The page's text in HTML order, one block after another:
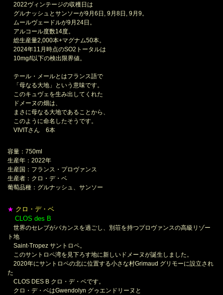
2022ヴィンテージの収穫日は
グルナッシュとサンソーが9月6日, 9月8日, 9月9。
ムールヴェードルが9月24日。
アルコール度数14度。
総生産量2,000本+マグナム50本。
2024年11月時点のSO2トータルは
10mg/l以下の検出限界値。
テール・メールとはフランス語で
「母なる大地」という意味です。
このキュヴェを生み出してくれた
ドメーヌの畑は、
まさに母なる大地であることから、
このように命名したそうです。
VIVITさん 6本
容量：750ml
生産年：2022年
生産国：フランス・プロヴァンス
生産者：クロ・デ・ベ
葡萄品種：グルナッシュ、サンソー
★ クロ・デ・ベ
CLOS des B
世界のセレブがバカンスを過ごし、別荘を持つプロヴァンスの高級リゾー
ト地
Saint-Tropez サントロペ。
このサントロペ湾を見下ろす地に新しいドメーヌが誕生しました。
2020年にサントロペの北に位置する小さな村Grimaud グリモーに設立され
た
CLOS DES B クロ・デ・ベです。
クロ・デ・ベはGwendolyn グゥエンドリーヌと